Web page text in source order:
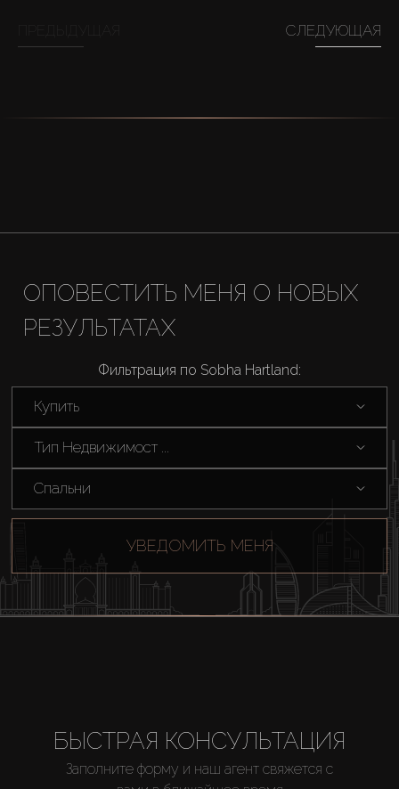
Продажа
СЛЕДУЮЩАЯ
ОПОВЕСТИТЬ МЕНЯ О НОВЫХ
РЕЗУЛЬТАТАХ
Фильтрация по Sobha Hartland:
Купить
Тип Недвижимост ...
Спальни
УВЕДОМИТЬ МЕНЯ
БЫСТРАЯ КОНСУЛЬТАЦИЯ
Заполните форму и наш агент свяжется с